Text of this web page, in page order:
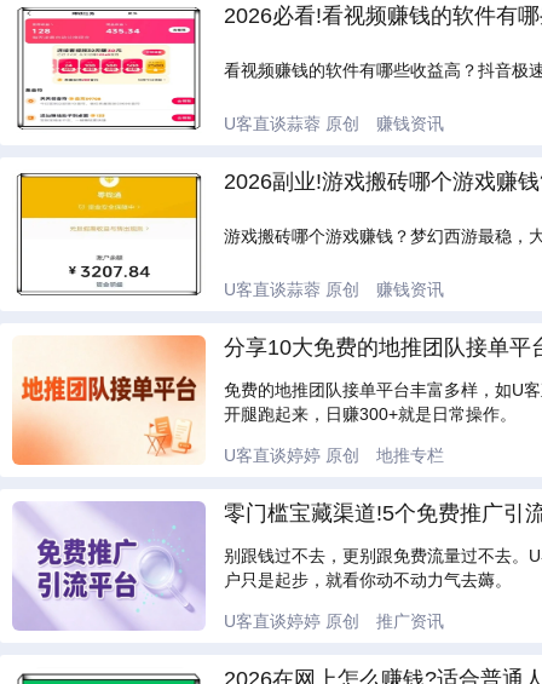
2026必看!看视频赚钱的软件有
看视频赚钱的软件有哪些收益高？抖音极
U客直谈蒜蓉 原创 赚钱资讯
2026副业!游戏搬砖哪个游戏赚
游戏搬砖哪个游戏赚钱？梦幻西游最稳，
U客直谈蒜蓉 原创 赚钱资讯
分享10大免费的地推团队接单
免费的地推团队接单平台丰富多样，如U
开腿跑起来，日赚300+就是日常操作。
U客直谈婷婷 原创 地推专栏
零门槛宝藏渠道!5个免费推广引
别跟钱过不去，更别跟免费流量过不去。
户只是起步，就看你动不动力气去薅。
U客直谈婷婷 原创 推广资讯
2026在网上怎么赚钱?适合普通